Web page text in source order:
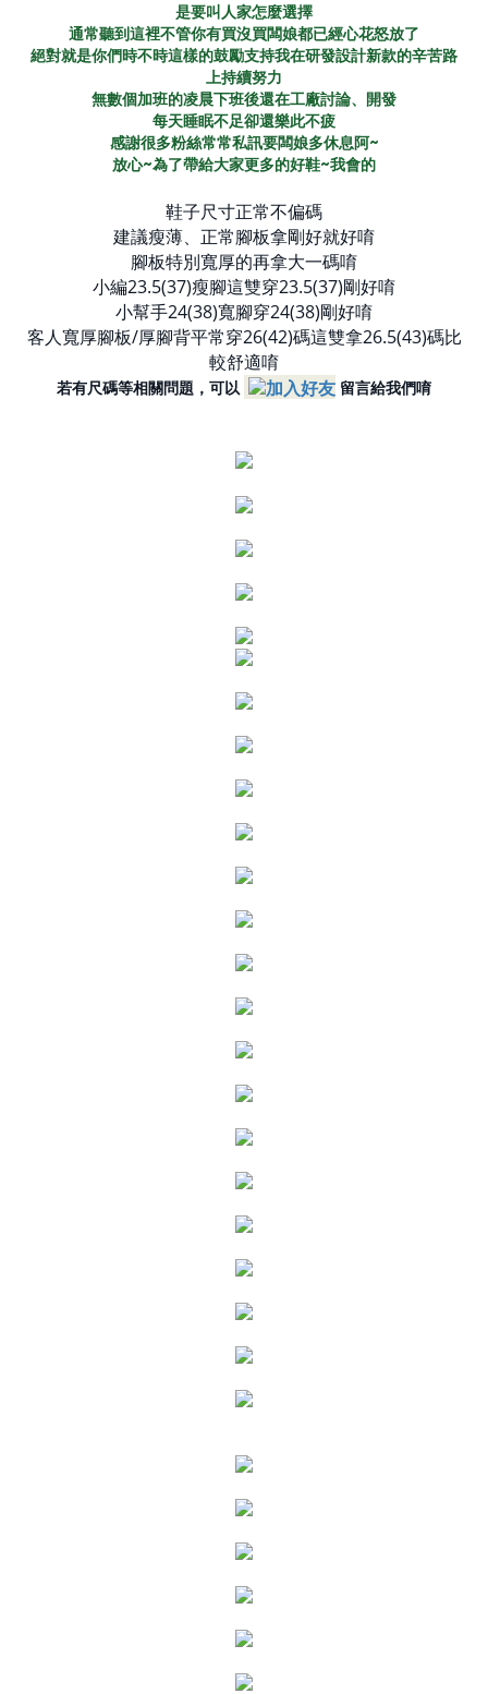
是要叫人家怎麼選擇
通常聽到這裡不管你有買沒買闆娘都已經心花怒放了
絕對就是你們時不時這樣的鼓勵支持我在研發設計新款的辛苦路
上持續努力
無數個加班的凌晨下班後還在工廠討論、開發
每天睡眠不足卻還樂此不疲
感謝很多粉絲常常私訊要闆娘多休息阿~
放心~為了帶給大家更多的好鞋~我會的
鞋子尺寸正常不偏碼
建議瘦薄、正常腳板拿剛好就好唷
腳板特別寬厚的再拿大一碼唷
小編23.5(37)瘦腳這雙穿23.5(37)剛好唷
小幫手24(38)寬腳穿24(38)剛好唷
客人寬厚腳板/厚腳背平常穿26(42)碼這雙拿26.5(43)碼比
較舒適唷
若有尺碼等相關問題，可以 留言給我們唷